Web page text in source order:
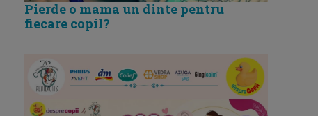
Pierde o mama un dinte pentru
fiecare copil?